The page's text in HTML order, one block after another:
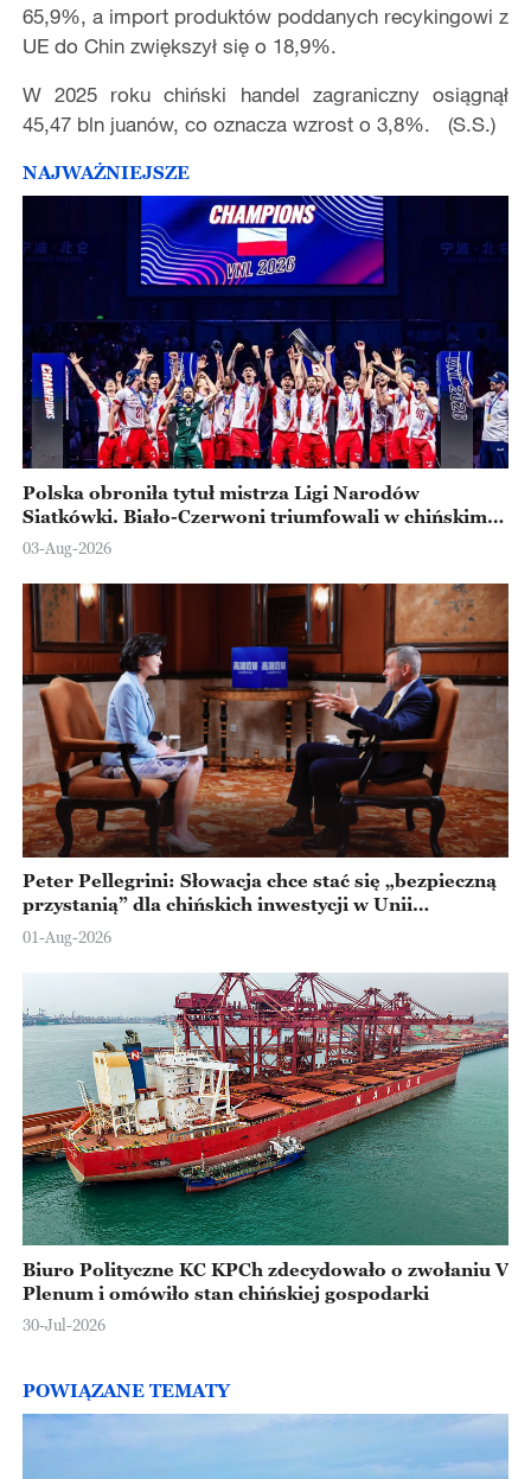
65,9%, a import produktów poddanych recykingowi z
UE do Chin zwiększył się o 18,9%.
W 2025 roku chiński handel zagraniczny osiągnął
45,47 bln juanów, co oznacza wzrost o 3,8%. (S.S.)
NAJWAŻNIEJSZE
Polska obroniła tytuł mistrza Ligi Narodów
Siatkówki. Biało-Czerwoni triumfowali w chińskim
Ningbo
03-Aug-2026
Peter Pellegrini: Słowacja chce stać się „bezpieczną
przystanią” dla chińskich inwestycji w Unii
Europejskiej
01-Aug-2026
Biuro Polityczne KC KPCh zdecydowało o zwołaniu V
Plenum i omówiło stan chińskiej gospodarki
30-Jul-2026
POWIĄZANE TEMATY